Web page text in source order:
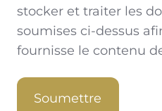
stocker et traiter les
soumises ci-dessus
fournisse le contenu